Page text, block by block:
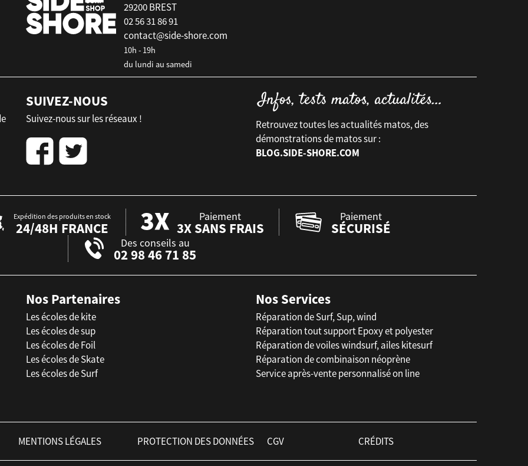
29200 BREST
02 56 31 86 91
contact@side-shore.com
10h - 19h
du lundi au samedi
SUIVEZ-NOUS
Suivez-nous sur les réseaux !
Retrouvez toutes les actualités matos, des
démonstrations de matos sur :
BLOG.SIDE-SHORE.COM
Expédition des produits en stock
24/48H FRANCE
Paiement
3X SANS FRAIS
Paiement
SÉCURISÉ
Des conseils au
02 98 46 71 85
Nos Partenaires
Les écoles de kite
Les écoles de sup
Les écoles de Foil
Les écoles de Skate
Les écoles de Surf
Nos Services
Réparation de Surf, Sup, wind
Réparation tout support Epoxy et polyester
Réparation de voiles windsurf, ailes kitesurf
Réparation de combinaison néoprène
Service après-vente personnalisé on line
MENTIONS LÉGALES PROTECTION DES DONNÉES CGV CRÉDITS